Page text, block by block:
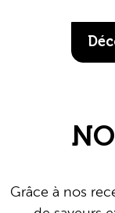
Grâce à nos